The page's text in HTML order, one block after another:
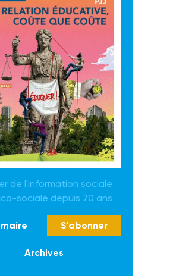
de l'information sociale
sociale depuis 70 ans
S'abonner
Archives